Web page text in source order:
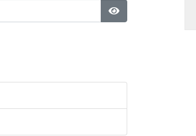
Mostra password